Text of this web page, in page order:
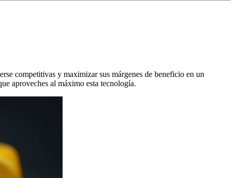
competitivas y maximizar sus márgenes de beneficio en un
aproveches al máximo esta tecnología.